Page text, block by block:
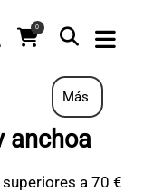
0
Más
anchoa
a 70 €